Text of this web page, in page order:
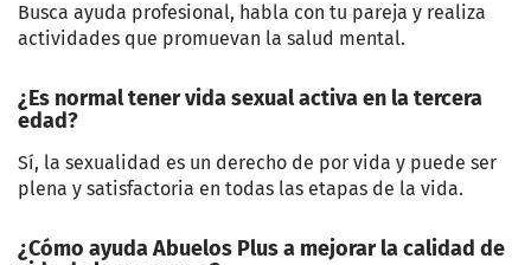
Busca ayuda profesional, habla con tu pareja y realiza
actividades que promuevan la salud mental.
¿Es normal tener vida sexual activa en la tercera
edad?
Sí, la sexualidad es un derecho de por vida y puede ser
plena y satisfactoria en todas las etapas de la vida.
¿Cómo ayuda Abuelos Plus a mejorar la calidad de